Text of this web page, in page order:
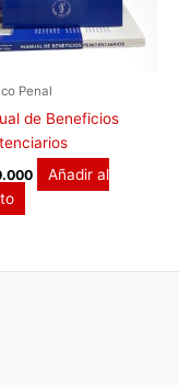
Penal
de Beneficios
Añadir al